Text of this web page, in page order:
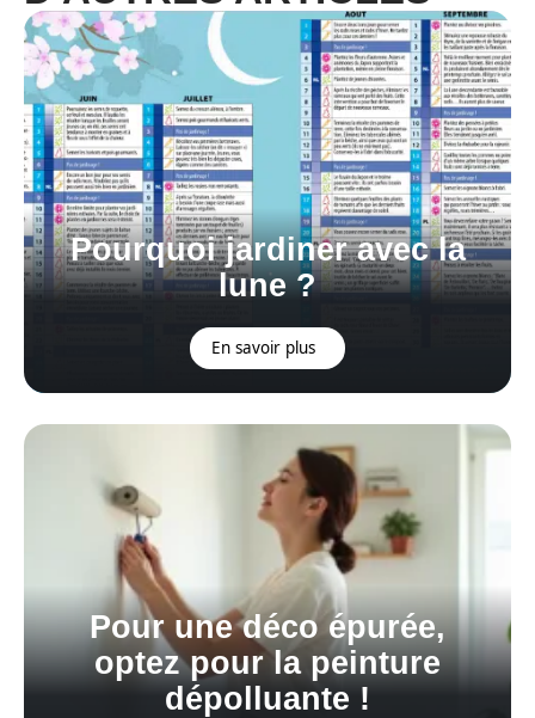
Pourquoi jardiner avec la
lune ?
En savoir plus
Pour une déco épurée,
optez pour la peinture
dépolluante !